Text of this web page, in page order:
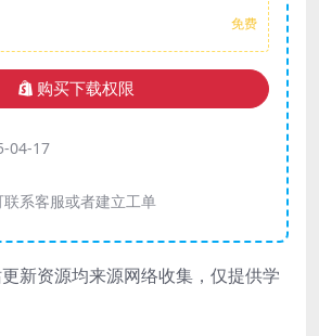
免费
购买下载权限
04-17
系客服或者建立工单
新资源均来源网络收集，仅提供学